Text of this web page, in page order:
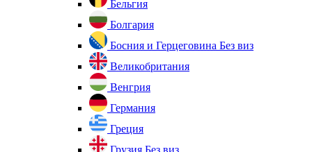
Бельгия
Болгария
Босния и Герцеговина Без виз
Великобритания
Венгрия
Германия
Греция
Грузия Без виз